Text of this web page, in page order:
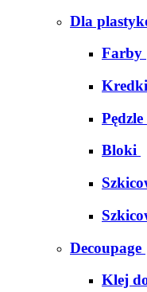
Dla
Farby
Pędzle
Bloki
Decoupage
Klej